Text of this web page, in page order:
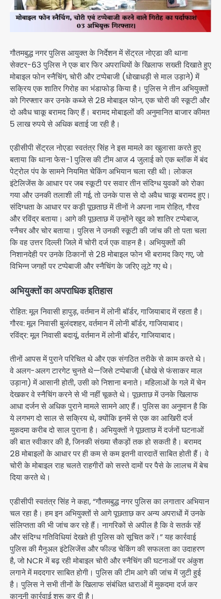
गौतमबुद्ध नगर पुलिस आयुक्त के निर्देशन में सेंट्रल नोएडा की थाना
सेक्टर-63 पुलिस ने एक बार फिर अपराधियों के खिलाफ सख्ती दिखाते हुए
मोबाइल फोन स्नैचिंग, चोरी और टप्पेबाजी (धोखाधड़ी से माल उड़ाने) में
सक्रिय एक शातिर गिरोह का भंडाफोड़ किया है। पुलिस ने तीन अभियुक्तों
को गिरफ्तार कर उनके कब्जे से 28 मोबाइल फोन, एक चोरी की स्कूटी और
दो अवैध चाकू बरामद किए हैं। बरामद मोबाइलों की अनुमानित बाजार कीमत
5 लाख रुपये से अधिक बताई जा रही है।
एडीसीपी सेंट्रल नोएडा स्वतंत्र सिंह ने इस मामले का खुलासा करते हुए
बताया कि थाना फेस-1 पुलिस की टीम आज 4 जुलाई को एक ब्लॉक में बंद
पेट्रोल पंप के सामने नियमित चेकिंग अभियान चला रही थी। लोकल
इंटेलिजेंस के आधार पर जब स्कूटी पर सवार तीन संदिग्ध युवकों को रोका
गया और उनकी तलाशी ली गई, तो उनके पास से दो अवैध चाकू बरामद हुए।
संदिग्धता के आधार पर कड़ी पूछताछ में तीनों ने अपना नाम रोहित, गौरव
और रविंद्र बताया। आगे की पूछताछ में उन्होंने खुद को शातिर टप्पेबाज,
स्नैचर और चोर बताया। पुलिस ने उनकी स्कूटी की जांच की तो पता चला
कि वह उत्तर दिल्ली जिले में चोरी दर्ज एक वाहन है। अभियुक्तों की
निशानदेही पर उनके ठिकानों से 28 मोबाइल फोन भी बरामद किए गए, जो
विभिन्न जगहों पर टप्पेबाजी और स्नैचिंग के जरिए लूटे गए थे।
अभियुक्तों का अपराधिक इतिहास
रोहित: मूल निवासी हापुड़, वर्तमान में लोनी बॉर्डर, गाजियाबाद में रहता है।
गौरव: मूल निवासी बुलंदशहर, वर्तमान में लोनी बॉर्डर, गाजियाबाद।
रविंद्र: मूल निवासी बदायूं, वर्तमान में लोनी बॉर्डर, गाजियाबाद।
तीनों आपस में पुराने परिचित थे और एक संगठित तरीके से काम करते थे।
वे अलग-अलग टारगेट चुनते थे—जिसे टप्पेबाजी (धोखे से फंसाकर माल
उड़ाना) में आसानी होती, उसी को निशाना बनाते। महिलाओं के गले में चेन
देखकर वे स्नैचिंग करने से भी नहीं चूकते थे। पूछताछ में उनके खिलाफ
आधा दर्जन से अधिक पुराने मामले सामने आए हैं। पुलिस का अनुमान है कि
ये लगभग दो साल से सक्रिय थे, क्योंकि इनमें से एक का आखिरी दर्ज
मुकदमा करीब दो साल पुराना है। अभियुक्तों ने पूछताछ में दर्जनों घटनाओं
की बात स्वीकार की है, जिनकी संख्या सैकड़ों तक हो सकती है। बरामद
28 मोबाइलों के आधार पर ही कम से कम इतनी वारदातें साबित होती हैं। वे
चोरी के मोबाइल राह चलते राहगीरों को सस्ते दामों पर पैसे के लालच में बेच
दिया करते थे।
एडीसीपी स्वतंत्र सिंह ने कहा, “गौतमबुद्ध नगर पुलिस का लगातार अभियान
चल रहा है। हम इन अभियुक्तों से आगे पूछताछ कर अन्य अपराधों में उनके
संलिप्तता की भी जांच कर रहे हैं। नागरिकों से अपील है कि वे सतर्क रहें
और संदिग्ध गतिविधियां देखते ही पुलिस को सूचित करें।” यह कार्रवाई
पुलिस की मैनुअल इंटेलिजेंस और फील्ड चेकिंग की सफलता का उदाहरण
है, जो NCR में बढ़ रही मोबाइल चोरी और स्नैचिंग की घटनाओं पर अंकुश
लगाने में मददगार साबित होगी। पुलिस की टीम आगे की जांच में जुटी हुई
है। पुलिस ने सभी तीनों के खिलाफ संबंधित धाराओं में मुकदमा दर्ज कर
कानूनी कार्रवाई शुरू कर दी है।